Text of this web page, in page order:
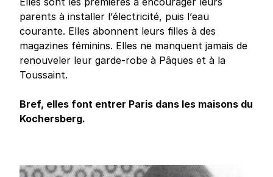
parents à installer l’électricité, puis l’eau
courante. Elles abonnent leurs filles à des
magazines féminins. Elles ne manquent jamais de
renouveler leur garde-robe à Pâques et à la
Toussaint.
Bref, elles font entrer Paris dans les maisons du
Kochersberg.